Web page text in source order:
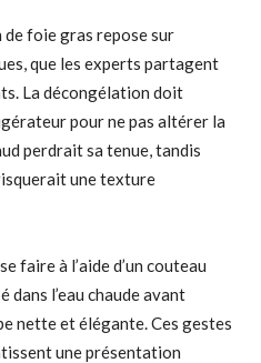
de foie gras repose sur
que les experts partagent
La décongélation doit
pour ne pas altérer la
perdrait sa tenue, tandis
une texture
faire à l’aide d’un couteau
l’eau chaude avant
nette et élégante. Ces gestes
une présentation